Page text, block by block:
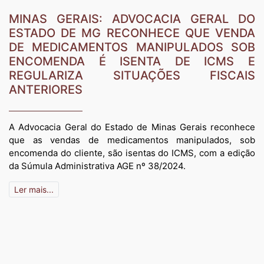
MINAS GERAIS: ADVOCACIA GERAL DO
ESTADO DE MG RECONHECE QUE VENDA
DE MEDICAMENTOS MANIPULADOS SOB
ENCOMENDA É ISENTA DE ICMS E
REGULARIZA SITUAÇÕES FISCAIS
ANTERIORES
A Advocacia Geral do Estado de Minas Gerais reconhece
que as vendas de medicamentos manipulados, sob
encomenda do cliente, são isentas do ICMS, com a edição
da Súmula Administrativa AGE nº 38/2024.
Ler mais...